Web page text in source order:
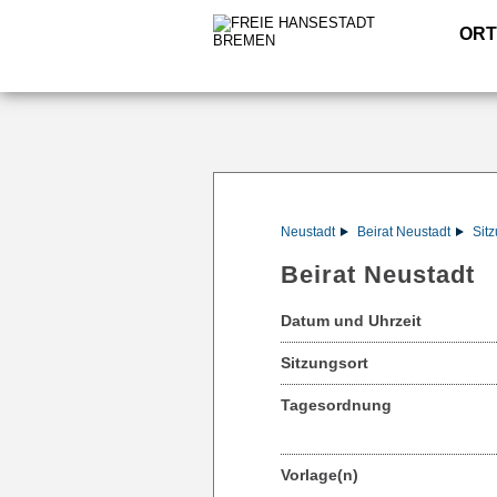
Neustadt Beirat Neustadt
Beirat Neustadt
Datum und Uhrzeit
Sitzungsort
Tagesordnung
Vorlage(n)